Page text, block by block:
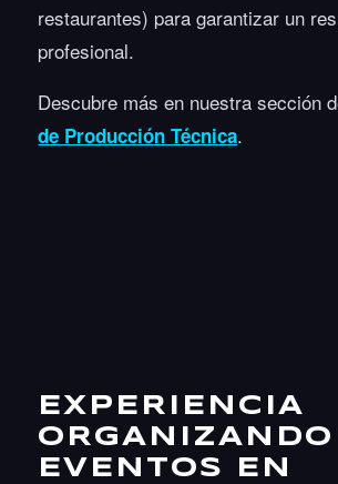
restaurantes) para garantizar un
profesional.
Descubre más en nuestra sección
de Producción Técnica.
EXPERIENCIA
ORGANIZANDO
EVENTOS EN